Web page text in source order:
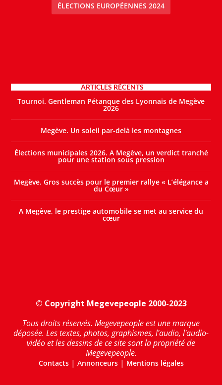
ÉLECTIONS EUROPÉENNES 2024
ARTICLES RÉCENTS
Tournoi. Gentleman Pétanque des Lyonnais de Megève
2026
Megève. Un soleil par-delà les montagnes
Élections municipales 2026. A Megève, un verdict tranché
pour une station sous pression
Megève. Gros succès pour le premier rallye « L’élégance a
du Cœur »
A Megève, le prestige automobile se met au service du
cœur
© Copyright Megevepeople 2000-2023
Tous droits réservés. Megevepeople est une marque
déposée. Les textes, photos, graphismes, l'audio, l'audio-
vidéo et les dessins de ce site sont la propriété de
Megevepeople.
Contacts| Annonceurs| Mentions légales